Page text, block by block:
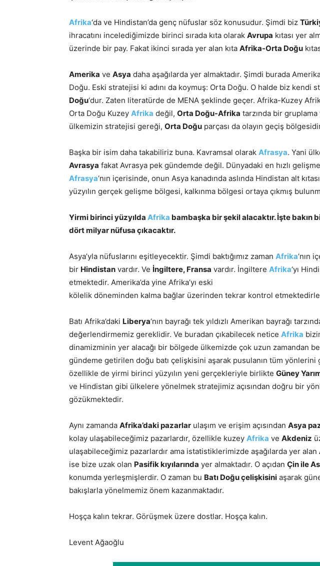
Afrika‘da ve Hindistan’da genç nüfuslar söz konusudur. Şimdi biz
ihracatını incelediğimizde birinci sırada kıta olarak Avrupa kıtası yer
üzerinde bir pay. Fakat ikinci sırada yer alan kıta Afrika-Orta Doğu
Amerika ve Asya daha aşağılarda yer almaktadır. Şimdi burada
Doğu. Eski stratejisi ki adını da koymuş: Orta Doğu. O halde biz kendi
Doğu‘dur. Zaten literatürde de MENA şeklinde geçer. Afrika-Kuzey
Orta Doğu Kuzey Afrika değil, Orta Doğu-Afrika tarzında bir gruplama
ülkemizin stratejisi gereği, Orta Doğu parçası da olayın geçiş
Başka bir isim daha takabiliriz buna. Kavramsal olarak Afrasya. Yani
Avrasya fakat Avrasya pek gündemde değil. Dünyadaki en hızlı
Afrasya‘nın içerisinde, onun Asya kanadında aslında Hindistan alt
yüzyılın gerçek gelişme bölgesi, kalkınma bölgesi ortaya çıkmış
Yirmi birinci yüzyılda Afrika bambaşka bir şekil alacaktır. İşte bakın
dört milyar nüfusa çıkacaktır.
Asya’yla nüfuslarını eşitleyecektir. Şimdi baktığımız zaman Afrika‘nın
bir Hindistan vardır. Ve İngiltere, Fransa vardır. İngiltere Afrika‘yı
etmektedir. Amerika’da yine Afrika’yı eski
kölelik döneminden kalma bağlar üzerinden tekrar kontrol
Batı Afrika’daki Liberya‘nın bayrağı tek yıldızlı Amerikan bayrağı
değerlendirmemiz gereklidir. Ve buradan çıkabilecek netice Afrika
dinamizminin yer alacağı bir bölgede ülkemizde çok uzun zamandan
gündeme getirilen doğu batı çelişkisini aşarak pusulanın tüm
özellikle de yirmi birinci yüzyılın yeni gerçekleriyle birlikte Güney
ve Hindistan gibi ülkelere yönelmek stratejimiz açısından doğru bir
gözükmektedir.
Aynı zamanda Afrika’daki pazarlar ulaşım ve erişim açısından Asya
kolay ulaşabileceğimiz pazarlardır, özellikle kuzey Afrika ve Akdeniz
ulaşabileceğimiz pazarlardır ama istatistiklerimizde aşağılarda yer alan
ise bize uzak olan Pasifik kıyılarında yer almaktadır. O açıdan Çin ile
konumda yerleşmişlerdir. O zaman bu Batı Doğu çelişkisini aşarak
bakışlarla yönelmemiz önem kazanmaktadır.
Hoşça kalın tekrar. Görüşmek üzere dostlar. Hoşça kalın.
Levent Ağaoğlu